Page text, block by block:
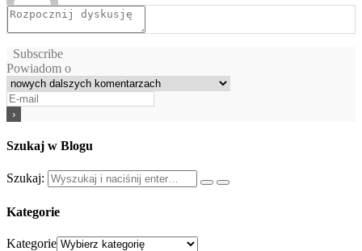
Subscribe
Powiadom o
Szukaj w Blogu
Szukaj:
Kategorie
Kategorie